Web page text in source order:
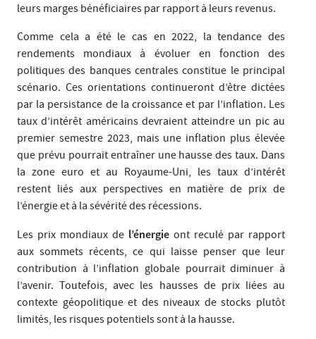
leurs marges bénéficiaires par rapport à leurs revenus.
Comme cela a été le cas en 2022, la tendance des
rendements mondiaux à évoluer en fonction des
politiques des banques centrales constitue le principal
scénario. Ces orientations continueront d’être dictées
par la persistance de la croissance et par l’inflation. Les
taux d’intérêt américains devraient atteindre un pic au
premier semestre 2023, mais une inflation plus élevée
que prévu pourrait entraîner une hausse des taux. Dans
la zone euro et au Royaume-Uni, les taux d’intérêt
restent liés aux perspectives en matière de prix de
l’énergie et à la sévérité des récessions.
Les prix mondiaux de l’énergie ont reculé par rapport
aux sommets récents, ce qui laisse penser que leur
contribution à l’inflation globale pourrait diminuer à
l’avenir. Toutefois, avec les hausses de prix liées au
contexte géopolitique et des niveaux de stocks plutôt
limités, les risques potentiels sont à la hausse.